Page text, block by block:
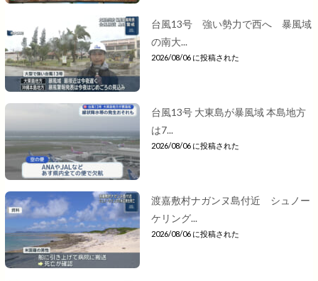
台風13号 強い勢力で西へ 暴風域
の南大...
2026/08/06 に投稿された
台風13号 大東島が暴風域 本島地方
は7...
2026/08/06 に投稿された
渡嘉敷村ナガンヌ島付近 シュノー
ケリング...
2026/08/06 に投稿された